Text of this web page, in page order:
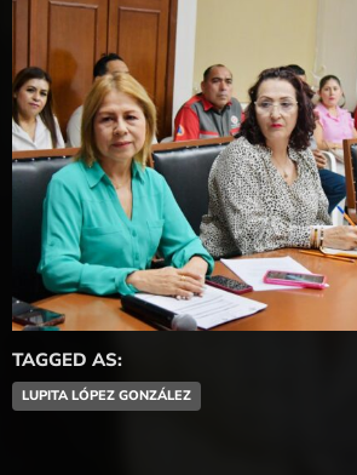
TAGGED AS:
LUPITA LÓPEZ GONZÁLEZ